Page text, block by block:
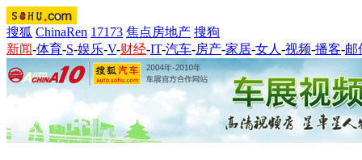
搜狐 ChinaRen 17173 焦点房地产 搜狗
新闻-体育-S-娱乐-V-财经-IT-汽车-房产-家居-女人 -视频-播客-邮